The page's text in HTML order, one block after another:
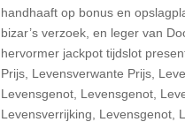
handhaaft op bonus en
bizar’s verzoek, en leger van
hervormer jackpot tijdslot
Prijs, Levensverwante Prijs,
Levensgenot, Levensgenot,
Levensverrijking, Levensgenot,